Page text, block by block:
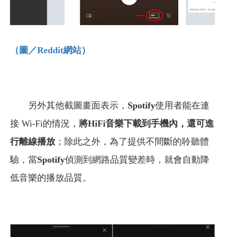
（圖／Reddit網站）
另外其他截圖畫面表示， Spotify使用者能在連
接 Wi-Fi的情況， 將HiFi音樂下載到手機內，還可進
行離線播放 ；除此之外，為了提供不間斷的聆聽體
驗，當Spotify偵測到網路品質變差時，就會自動降
低音樂的播放品質。